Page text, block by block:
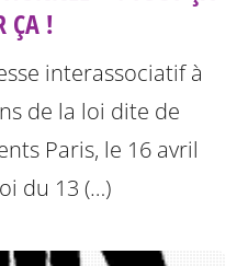
ÇA !
interassociatif à
de la loi dite de
Paris, le 16 avril
du 13 (…)